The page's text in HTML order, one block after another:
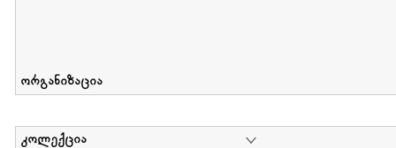
ორგანიზაცია
კოლექცია